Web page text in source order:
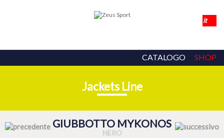
CATALOGO SHOP
Jackets Line
GIUBBOTTO MYKONOS
NERO